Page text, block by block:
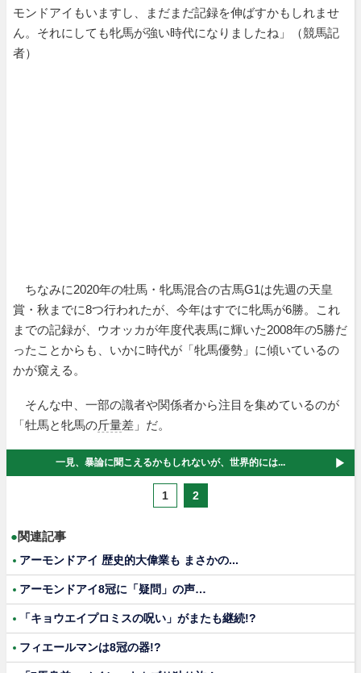
モンドアイもいますし、まだまだ記録を伸ばすかもしれませ
ん。それにしても牝馬が強い時代になりましたね」（競馬記
者）
ちなみに2020年の牡馬・牝馬混合の古馬G1は先週の天皇
賞・秋までに8つ行われたが、今年はすでに牝馬が6勝。これ
までの記録が、ウオッカが年度代表馬に輝いた2008年の5勝だ
ったことからも、いかに時代が「牝馬優勢」に傾いているの
かが窺える。
そんな中、一部の識者や関係者から注目を集めているのが
「牡馬と牝馬の斤量差」だ。
一見、暴論に聞こえるかもしれないが、世界的には...
1 2
●関連記事
アーモンドアイ 歴史的大偉業も まさかの...
アーモンドアイ8冠に「疑問」の声…
「キョウエイプロミスの呪い」がまたも継続!?
フィエールマンは8冠の器!?